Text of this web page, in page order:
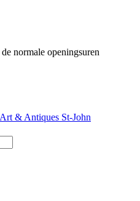
normale openingsuren
Art & Antiques St-John